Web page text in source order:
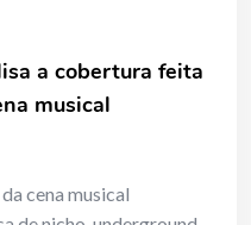
a cobertura feita
musical
cena musical